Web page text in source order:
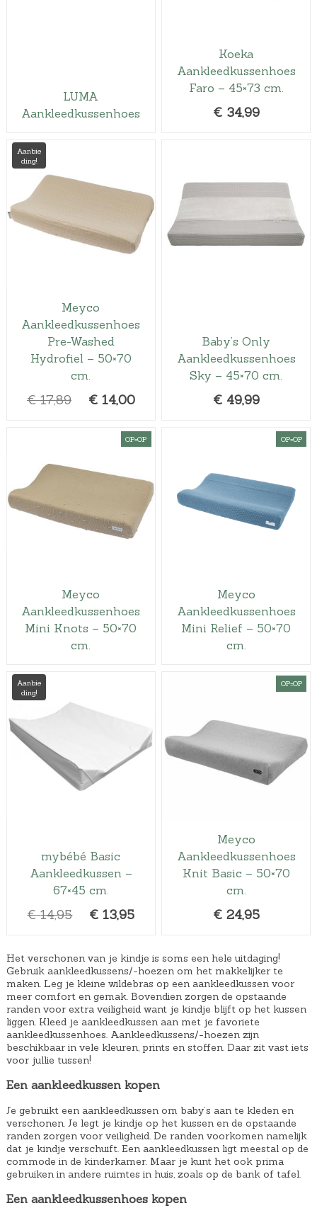
LUMA
Aankleedkussenhoes
Koeka
Aankleedkussenhoes
Faro – 45×73 cm.
€ 34,99
Aanbie
ding!
Meyco
Aankleedkussenhoes
Pre-Washed
Hydrofiel – 50×70
cm.
€ 17,89
O
p
o
n
i
j
i
w
a
1
7
,
€ 14,00
i
e
p
0
Baby’s Only
Aankleedkussenhoes
Sky – 45×70 cm.
€ 49,99
OP=OP
Meyco
Aankleedkussenhoes
Mini Knots – 50×70
cm.
OP=OP
Meyco
Aankleedkussenhoes
Mini Relief – 50×70
cm.
Aanbie
ding!
mybébé Basic
Aankleedkussen –
67×45 cm.
€ 14,95
O
s
p
r
o
n
k
e
i
j
k
e
p
r
€ 13,95
i
d
i
g
e
p
i
s
i
s
1
OP=OP
Meyco
Aankleedkussenhoes
Knit Basic – 50×70
cm.
€ 24,95
Het verschonen van je kindje is soms een hele uitdaging!
Gebruik aankleedkussens/-hoezen om het makkelijker te
maken. Leg je kleine wildebras op een aankleedkussen voor
meer comfort en gemak. Bovendien zorgen de opstaande
randen voor extra veiligheid want je kindje blijft op het kussen
liggen. Kleed je aankleedkussen aan met je favoriete
aankleedkussenhoes. Aankleedkussens/-hoezen zijn
beschikbaar in vele kleuren, prints en stoffen. Daar zit vast iets
voor jullie tussen!
Een aankleedkussen kopen
Je gebruikt een aankleedkussen om baby’s aan te kleden en
verschonen. Je legt je kindje op het kussen en de opstaande
randen zorgen voor veiligheid. De randen voorkomen namelijk
dat je kindje verschuift. Een aankleedkussen ligt meestal op de
commode in de kinderkamer. Maar je kunt het ook prima
gebruiken in andere ruimtes in huis, zoals op de bank of tafel.
Een aankleedkussenhoes kopen